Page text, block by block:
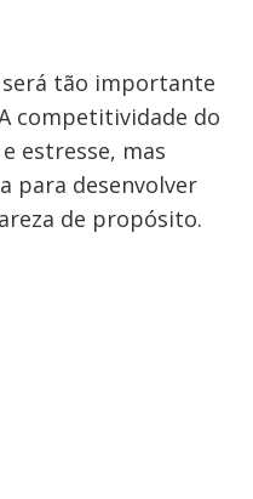
será tão importante
competitividade do
estresse, mas
para desenvolver
de propósito.